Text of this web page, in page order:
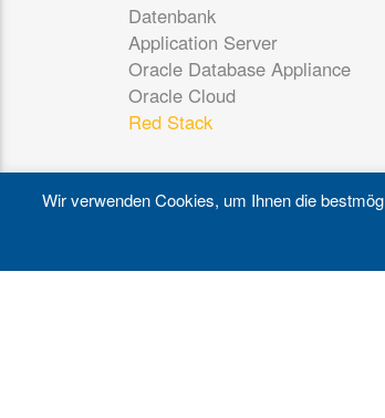
Datenbank
Application Server
Oracle Database Appliance
Oracle Cloud
Red Stack
Wir verwenden Cookies, um Ihnen die